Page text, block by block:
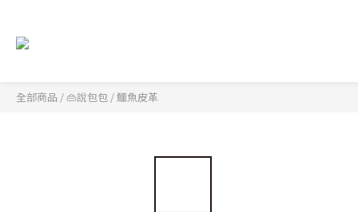
全部商品 / 👜說包包 /鱷魚皮革